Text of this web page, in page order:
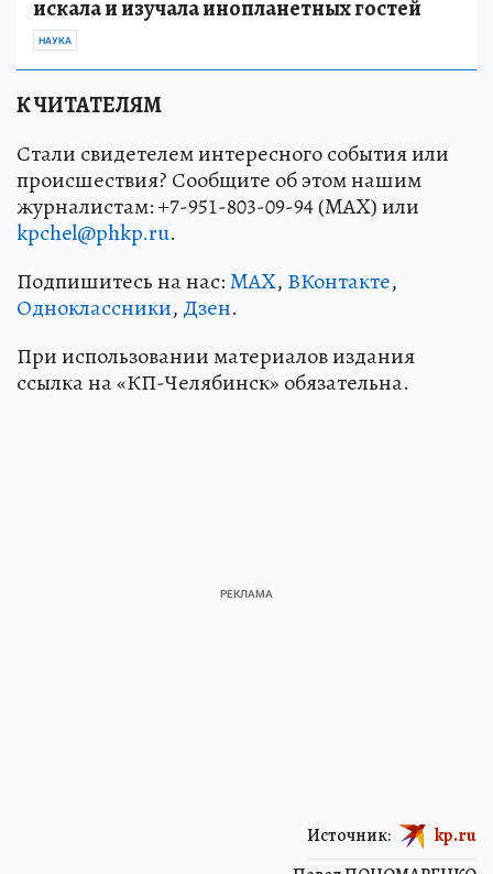
искала и изучала инопланетных гостей
НАУКА
К ЧИТАТЕЛЯМ
Стали свидетелем интересного события или
происшествия? Сообщите об этом нашим
журналистам: +7-951-803-09-94 (MAX) или
kpchel@phkp.ru.
Подпишитесь на нас:MAX, ВКонтакте,
Одноклассники, Дзен.
При использовании материалов издания
ссылка на «КП-Челябинск» обязательна.
Источник: kp.ru